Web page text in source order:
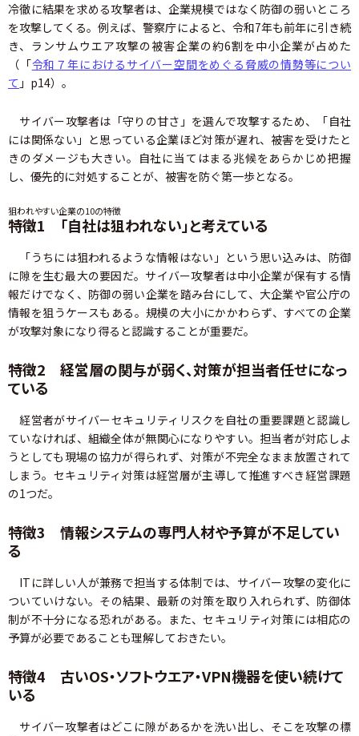
冷徹に結果を求める攻撃者は、企業規模ではなく防御の弱いところ
を攻撃してくる。例えば、警察庁によると、令和7年も前年に引き続
き、ランサムウエア攻撃の被害企業の約6割を中小企業が占めた
（「令和７年におけるサイバー空間をめぐる脅威の情勢等につい
て 」p14）。
サイバー攻撃者は「守りの甘さ」を選んで攻撃するため、「自社
には関係ない」と思っている企業ほど対策が遅れ、被害を受けたと
きのダメージも大きい。自社に当てはまる兆候をあらかじめ把握
し、優先的に対処することが、被害を防ぐ第一歩となる。
狙われやすい企業の10の特徴
特徴1 「自社は狙われない」と考えている
「うちには狙われるような情報はない」という思い込みは、防御
に隙を生む最大の要因だ。サイバー攻撃者は中小企業が保有する情
報だけでなく、防御の弱い企業を踏み台にして、大企業や官公庁の
情報を狙うケースもある。規模の大小にかかわらず、すべての企業
が攻撃対象になり得ると認識することが重要だ。
特徴2 経営層の関与が弱く、対策が担当者任せになっ
ている
経営者がサイバーセキュリティリスクを自社の重要課題と認識し
ていなければ、組織全体が無関心になりやすい。担当者が対応しよ
うとしても現場の協力が得られず、対策が不完全なまま放置されて
しまう。セキュリティ対策は経営層が主導して推進すべき経営課題
の1つだ。
特徴3 情報システムの専門人材や予算が不足してい
る
ITに詳しい人が兼務で担当する体制では、サイバー攻撃の変化に
ついていけない。その結果、最新の対策を取り入れられず、防御体
制が不十分になる恐れがある。また、セキュリティ対策には相応の
予算が必要であることも理解しておきたい。
特徴4 古いOS・ソフトウエア・VPN機器を使い続けて
いる
サイバー攻撃者はどこに隙があるかを洗い出し、そこを攻撃の標